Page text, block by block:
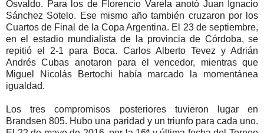
Osvaldo. Para los de Florencio Varela anotó Juan Ignacio
Sánchez Sotelo. Ese mismo año también cruzaron por los
Cuartos de Final de la Copa Argentina. El 23 de septiembre,
en el estadio mundialista de la provincia de Córdoba, se
repitió el 2-1 para Boca. Carlos Alberto Tevez y Adrián
Andrés Cubas anotaron para el vencedor, mientras que
Miguel Nicolás Bertochi había marcado la momentánea
igualdad.
Los tres compromisos posteriores tuvieron lugar en
Brandsen 805. Hubo una paridad y un triunfo para cada uno.